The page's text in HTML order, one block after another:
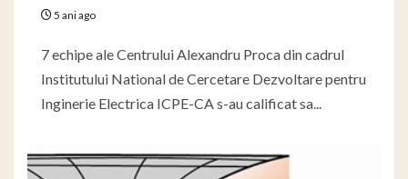
5 ani ago
7 echipe ale Centrului Alexandru Proca din cadrul
Institutului National de Cercetare Dezvoltare pentru
Inginerie Electrica ICPE-CA s-au calificat sa...